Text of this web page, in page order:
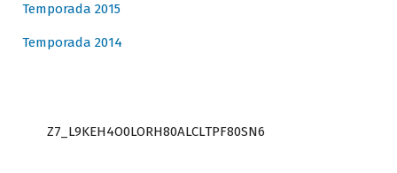
Temporada 2015
Temporada 2014
Z7_L9KEH4O0LORH80ALCLTPF80SN6